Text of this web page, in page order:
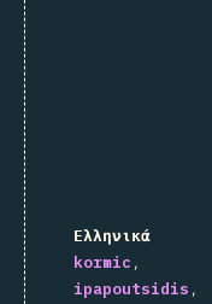
Ελληνικά
kormic
ipapoutsidis